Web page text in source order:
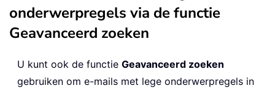
onderwerpregels via de functie
Geavanceerd zoeken
U kunt ook de functie Geavanceerd zoeken
gebruiken om e-mails met lege onderwerpregels in